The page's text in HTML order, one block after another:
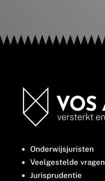
Onderwijsjuristen
Veelgestelde vragen
Jurisprudentie